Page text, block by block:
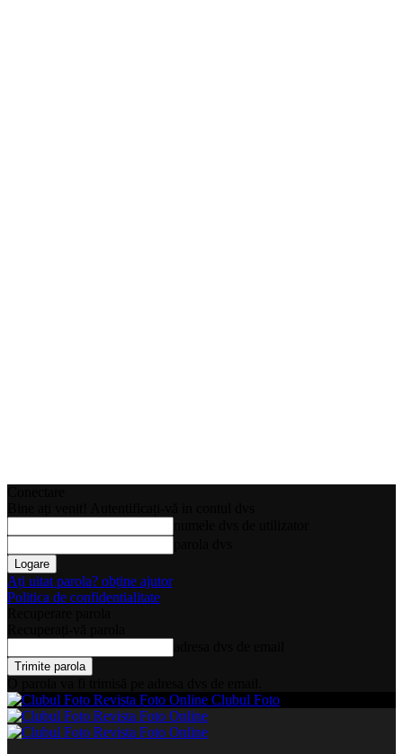
Ați uitat parola? obține ajutor
Politica de confidentialitate
Clubul Foto